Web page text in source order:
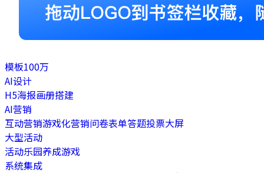
模板100万
AI设计
H5海报画册搭建
AI营销
互动营销游戏化营销问卷表单答题投票大屏
大型活动
活动乐园养成游戏
系统集成